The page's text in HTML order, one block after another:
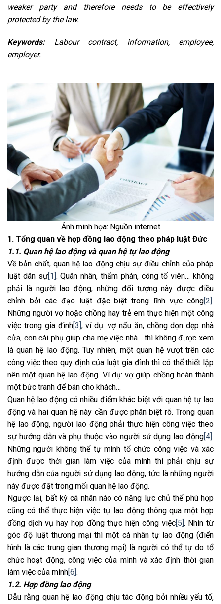
weaker party and therefore needs to be effectively
protected by the law.
Keywords:Labour contract, information, employee,
employer.
Ảnh minh họa: Nguồn internet
1. Tổng quan về hợp đồng lao động theo pháp luật Đức
1.1. Quan hệ lao động và quan hệ tự lao động
Về bản chất, quan hệ lao động chịu sự điều chỉnh của pháp
luật dân sự[1] . Quân nhân, thẩm phán, công tố viên… không
phải là người lao động, những đối tượng này được điều
chỉnh bởi các đạo luật đặc biệt trong lĩnh vực công [2] .
Những người vợ hoặc chồng hay trẻ em thực hiện một công
việc trong gia đình[3] , ví dụ: vợ nấu ăn, chồng dọn dẹp nhà
cửa, con cái phụ giúp cha mẹ việc nhà… thì không được xem
là quan hệ lao động. Tuy nhiên, một quan hệ vượt trên các
công việc theo quy định của luật gia đình thì có thể thiết lập
nên một quan hệ lao động. Ví dụ: vợ giúp chồng hoàn thành
một bức tranh để bán cho khách…
Quan hệ lao động có nhiều điểm khác biệt với quan hệ tự lao
động và hai quan hệ này cần được phân biệt rõ. Trong quan
hệ lao động, người lao động phải thực hiện công việc theo
sự hướng dẫn và phụ thuộc vào người sử dụng lao động [4] .
Những người không thể tự mình tổ chức công việc và xác
định được thời gian làm việc của mình thì phải chịu sự
hướng dẫn của người sử dụng lao động, tức là những người
này được đặt trong mối quan hệ lao động.
Ngược lại, bất kỳ cá nhân nào có năng lực chủ thể phù hợp
cũng có thể thực hiện việc tự lao động thông qua một hợp
đồng dịch vụ hay hợp đồng thực hiện công việc[5] . Nhìn từ
góc độ luật thương mại thì một cá nhân tự lao động (điển
hình là các trung gian thương mại) là người có thể tự do tổ
chức hoạt động, công việc của mình và xác định thời gian
làm việc của mình [6] .
1.2. Hợp đồng lao động
Dẫu rằng quan hệ lao động chịu tác động bởi nhiều yếu tố,